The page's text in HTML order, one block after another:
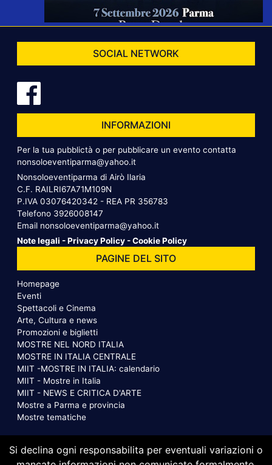
SOCIAL NETWORK
INFORMAZIONI
Per la tua pubblictà o per pubblicare un evento contatta
nonsoloeventiparma@yahoo.it
Nonsoloeventiparma di Airò Ilaria
C.F. RAILRI67A71M109N
P.IVA 03076420342 - REA PR 356783
Telefono 3926008147
Email nonsoloeventiparma@yahoo.it
Note legali -Privacy Policy -Cookie Policy
PAGINE DEL SITO
Homepage
Eventi
Spettacoli e Cinema
Arte, Cultura e news
Promozioni e biglietti
MOSTRE NEL NORD ITALIA
MOSTRE IN ITALIA CENTRALE
MIIT -MOSTRE IN ITALIA: calendario
MIIT - Mostre in Italia
MIIT - NEWS E CRITICA D'ARTE
Mostre a Parma e provincia
Mostre tematiche
Si declina ogni responsabilita per eventuali variazioni o